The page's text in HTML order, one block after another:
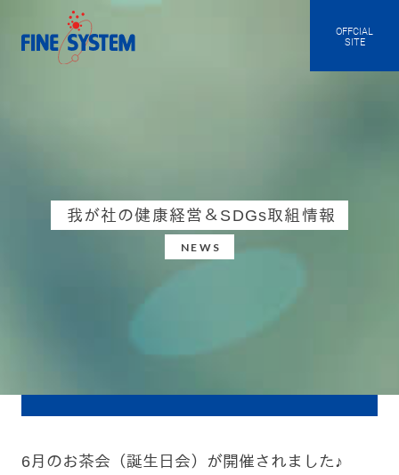
OFFCIAL
SITE
我が社の健康経営＆SDGs取組情報
NEWS
6月のお茶会（誕生日会）が開催されました♪